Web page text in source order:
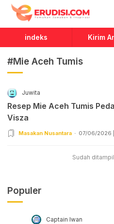
Erudisi
Temukan Jawaban dan
indeks Kirim
#Mie Aceh Tumis
Juwita
Resep Mie Aceh Tumis
Visza
Masakan Nusantara 07/06/2026 |
Sudah
Populer
Captain Iwan